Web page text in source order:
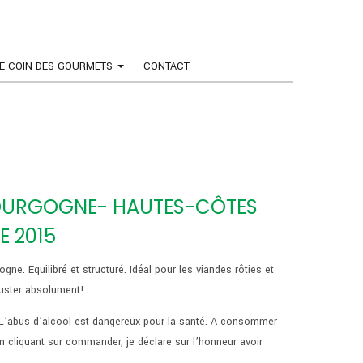
COIN DES GOURMETS CONTACT
HAUTES-CÔTES
2015
Equilibré et structuré. Idéal pour les viandes rôties et
absolument!
d’alcool est dangereux pour la santé. A consommer
cliquant sur commander, je déclare sur l’honneur avoir